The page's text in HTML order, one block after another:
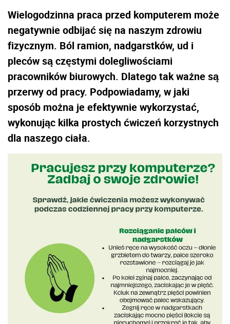
Wielogodzinna praca przed komputerem może
negatywnie odbijać się na naszym zdrowiu
fizycznym. Ból ramion, nadgarstków, ud i
pleców są częstymi dolegliwościami
pracowników biurowych. Dlatego tak ważne są
przerwy od pracy. Podpowiadamy, w jaki
sposób można je efektywnie wykorzystać,
wykonując kilka prostych ćwiczeń korzystnych
dla naszego ciała.